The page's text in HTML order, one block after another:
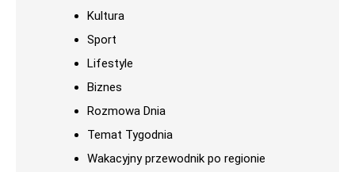
Kultura
Sport
Lifestyle
Biznes
Rozmowa Dnia
Temat Tygodnia
Wakacyjny przewodnik po regionie